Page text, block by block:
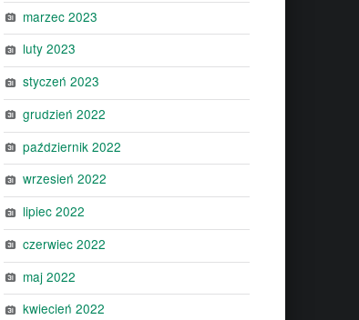
marzec 2023
luty 2023
styczeń 2023
grudzień 2022
październik 2022
wrzesień 2022
lipiec 2022
czerwiec 2022
maj 2022
kwiecień 2022